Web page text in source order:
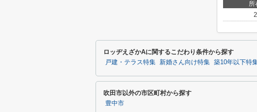
所
ロッヂえざかAに関するこだわり条件から探す
戸建・テラス特集 新婚さん向け特集 築10年以下特
吹田市以外の市区町村から探す
豊中市